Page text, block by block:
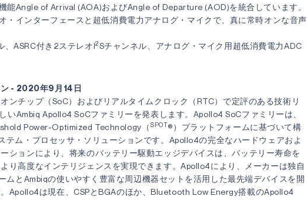
能Angle of Arrival (AOA)およびAngle of Departure (AOD)を統合しています。
・インターフェースと超低消費電力アナログ・マイクで、真に常時オンな音声
、ASRC付き2ステレオI2Sチャンネル、アナログ・マイク用超低消費電力ADC
ン - 2020年9月14日
ンチップ（SoC）およびリアルタイムクロック（RTC）で定評のある技術リ
いAmbiq Apollo4 SoCファミリーを発表します。Apollo4 SoCファミリーは、
Power-Optimized Technology（SPOT®）プラットフォームに基づいて構
テム・プロセッサ・ソリューションです。Apollo4の完全なハードウェアおよ
ションにより、将来のバッテリー駆動エッジデバイスは、バッテリー寿命を
り高度なインテリジェンスを実現できます。Apollo4により、メーカーは独自
ムとAmbiqの使いやすく豊富な周辺機器セットを活用した最先端デバイスを開
Apollo4は現在、CSPとBGAのほか、Bluetooth Low Energy搭載のApollo4